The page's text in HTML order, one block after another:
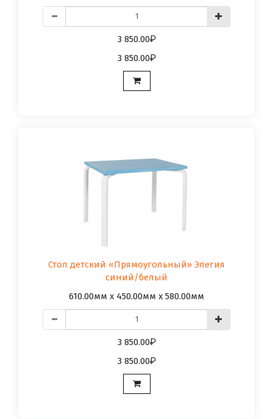
3 850.00
3 850.00
Стол детский «Прямоугольный» Элегия
синий/белый
610.00мм x 450.00мм x 580.00мм
3 850.00
3 850.00